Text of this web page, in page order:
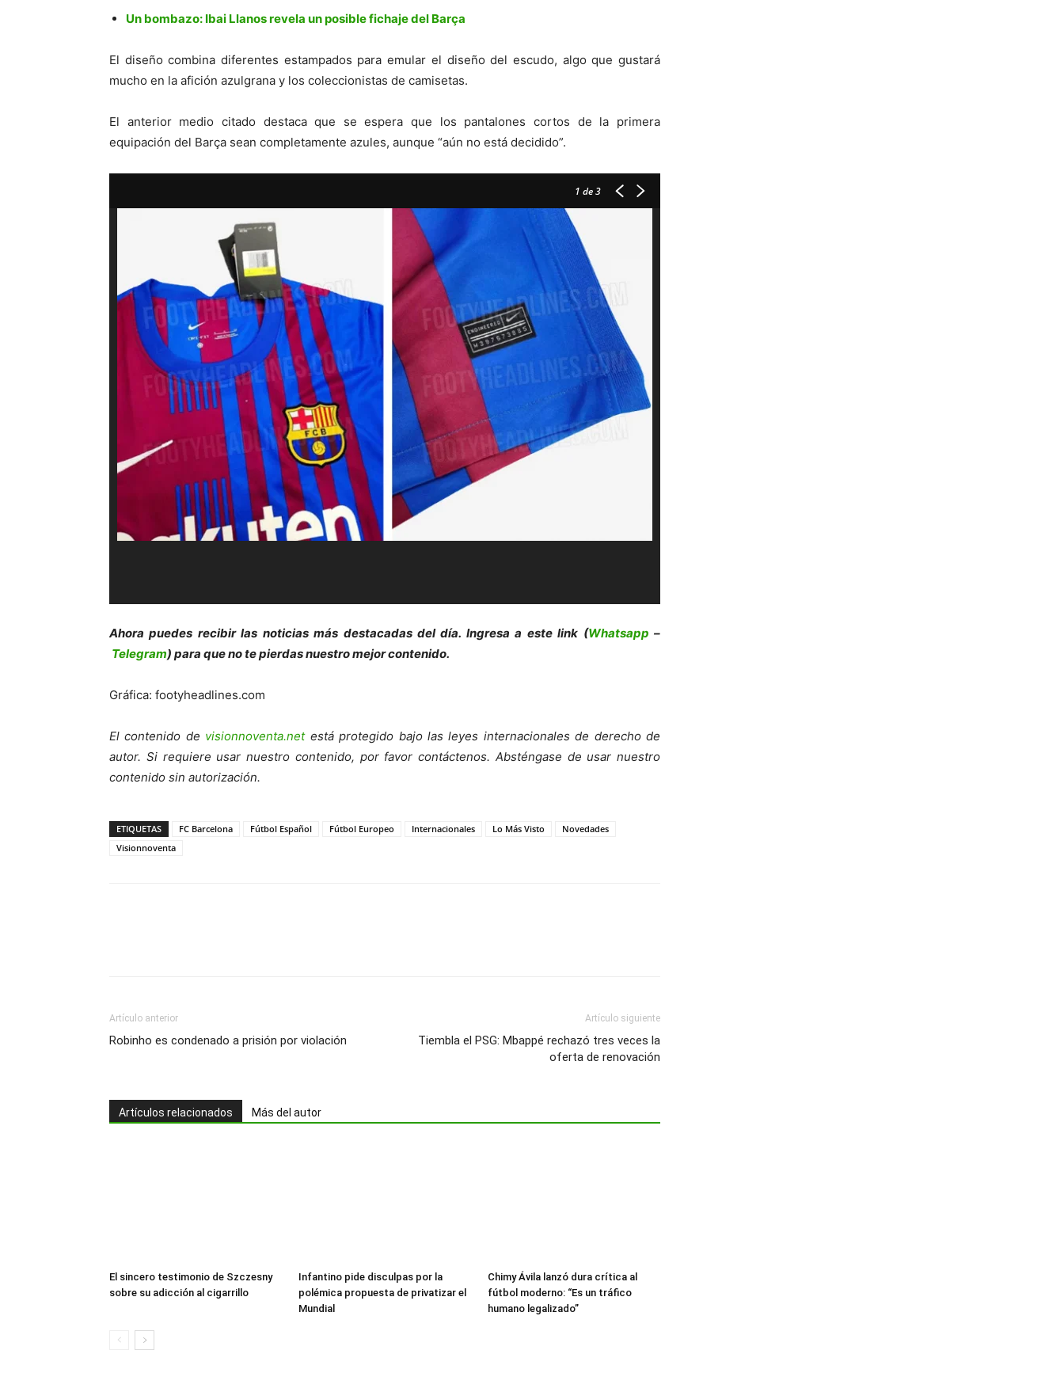
Un bombazo: Ibai Llanos revela un posible fichaje del Barça
El diseño combina diferentes estampados para emular el diseño del escudo, algo que gustará
mucho en la afición azulgrana y los coleccionistas de camisetas.
El anterior medio citado destaca que se espera que los pantalones cortos de la primera
equipación del Barça sean completamente azules, aunque “aún no está decidido”.
1 de 3
Ahora puedes recibir las noticias más destacadas del día. Ingresa a este link (Whatsapp –
Telegram) para que no te pierdas nuestro mejor contenido.
Gráfica: footyheadlines.com
El contenido de visionnoventa.netestá protegido bajo las leyes internacionales de derecho de
autor. Si requiere usar nuestro contenido, por favor contáctenos. Absténgase de usar nuestro
contenido sin autorización.
ETIQUETAS FC Barcelona Fútbol Español Fútbol Europeo Internacionales Lo Más Visto
Novedades
Visionnoventa
Artículo anterior
Robinho es condenado a prisión por violación
Artículo siguiente
Tiembla el PSG: Mbappé rechazó tres veces la
oferta de renovación
Artículos relacionados Más del autor
El sincero testimonio de Szczesny
sobre su adicción al cigarrillo
Infantino pide disculpas por la
polémica propuesta de privatizar el
Mundial
Chimy Ávila lanzó dura crítica al
fútbol moderno: “Es un tráfico
humano legalizado”